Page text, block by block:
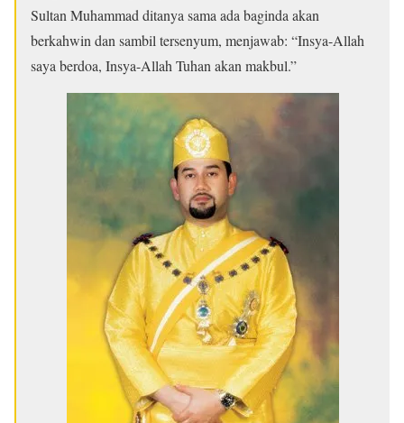
Sultan Muhammad ditanya sama ada baginda akan
berkahwin dan sambil tersenyum, menjawab: “Insya-Allah
saya berdoa, Insya-Allah Tuhan akan makbul.”